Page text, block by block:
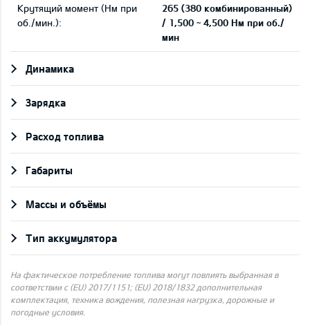
Крутящий момент (Нм при
об./мин.):
265 (380 комбинированный)
/ 1,500 ~ 4,500 Нм при об./
мин
Динамика
Зарядка
Pасход топлива
Габариты
Массы и объёмы
Тип аккумулятора
На фактическое потребление топлива могут повлиять выбранная в
соответствии с (EU) 2017/1151; (EU) 2018/1832 дополнительная
комплектация, техника вождения, полезная нагрузка, дорожные и
погодные условия.